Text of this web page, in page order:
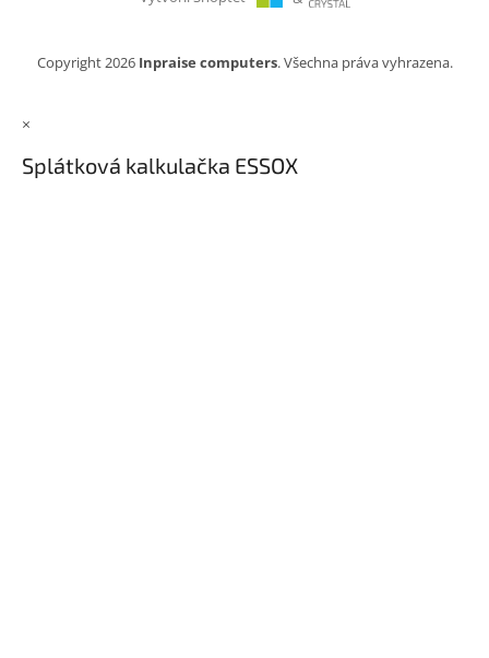
Copyright 2026 Inpraise computers. Všechna práva vyhrazena.
×
Splátková kalkulačka ESSOX